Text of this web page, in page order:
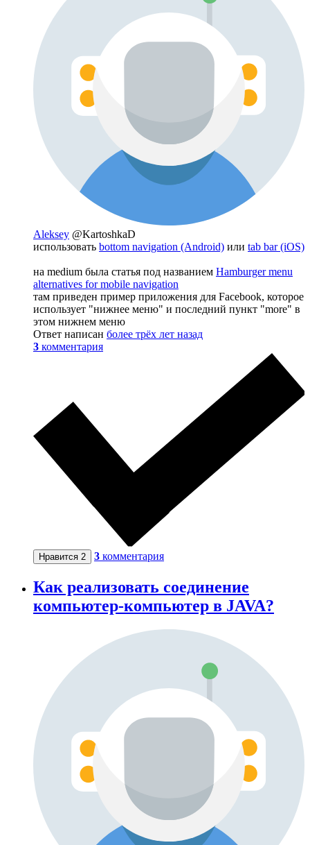
Aleksey @KartoshkaD
использовать bottom navigation (Android) или tab bar (iOS)
на medium была статья под названием Hamburger menu
alternatives for mobile navigation
там приведен пример приложения для Facebook, которое
использует "нижнее меню" и последний пункт "more" в
этом нижнем меню
Ответ написан более трёх лет назад
3 комментария
Нравится 2 3 комментария
Как реализовать соединение
компьютер-компьютер в JAVA?